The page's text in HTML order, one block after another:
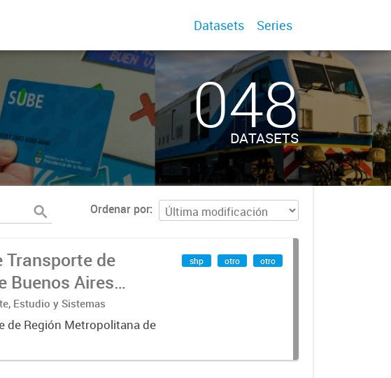
Datasets Series
048
DATASETS
Ordenar por
Transporte de
Buenos Aires
Estudio y Sistemas
de Región Metropolitana de
shp otro otro